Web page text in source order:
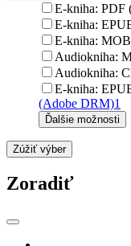
E-kniha: PDF
E-kniha:
E-kniha:
Audiokniha:
Audiokniha:
E-kniha:
(Adobe DRM)1
Ďalšie možnosti
Zúžiť výber
Zoradiť